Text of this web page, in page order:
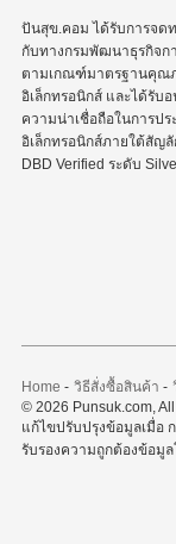
ปันสุข.คอม ได้รับการจด
กับทางกรมพัฒนาธุรกิจก
ตามเกณฑ์มาตรฐานคุณ
อิเล็กทรอนิกส์ และได้รับ
ความน่าเชื่อถือในการป
อิเล็กทรอนิกส์ภายใต้สัญ
DBD Verified ระดับ
Home - วิธีสั่งซื้อสินค้า -
© 2026 Punsuk.com,
แก้ไขปรับปรุงข้อมูลเมื่อ
รับรองความถูกต้องข้อมู